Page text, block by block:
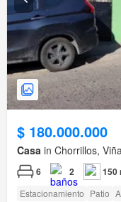
$ 180.000.000
Casa in Chorrillos,
6 2 150
Estacionamiento Patio